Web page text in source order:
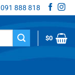
091 888 818
$0